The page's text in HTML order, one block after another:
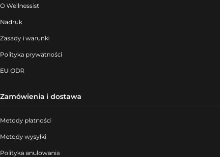
O Wellnessist
Nadruk
Zasady i warunki
Polityka prywatności
EU ODR
Zamówienia i dostawa
Metody płatności
Metody wysyłki
Polityka anulowania